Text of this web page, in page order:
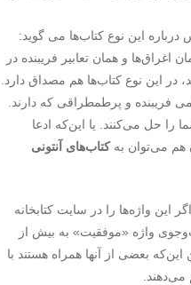
این نوع کتاب‌ها می گوید:
و همان تعابیر فریبنده در
در این نوع کتاب‌ها هم مصداق دارد.
فریبنده و پرطمطراقی که دارند.
حل می‌کنند. یا این‌که ادعا
هم می‌توان بهکتاب‌های آنتونی
این واژه‌ها را در سایت کتابخانه
مثال با جست‌وجوی واژه «موفقیت» به بیش از
با رقم تقریبی ٧‌هزار عنوان است. ضمن این‌که بعضی از آنها همراه هستند با
می‌دهند.